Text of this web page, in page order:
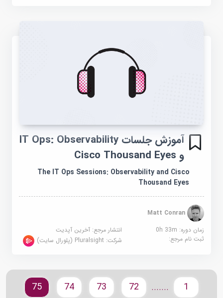
آموزش جلسات IT Ops: Observability
و Cisco Thousand Eyes
The IT Ops Sessions: Observability and Cisco
Thousand Eyes
Matt Conran
زمان دوره: 0h 33m
انتشار مرجع:آخرین آپدیت
ثبت نام مرجع:
شرکت:Pluralsight (پلورال سایت)
.......
72
73
74
75